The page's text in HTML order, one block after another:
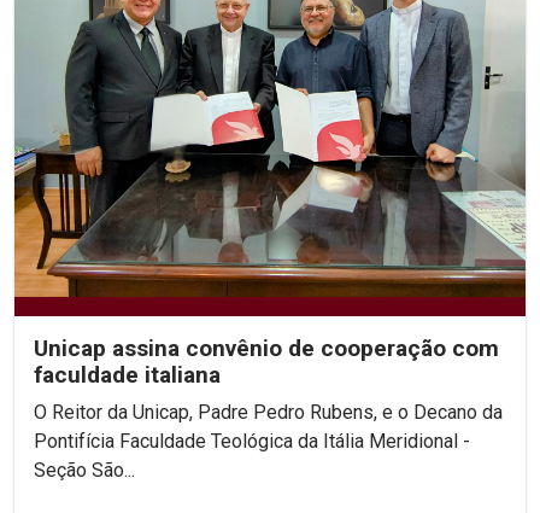
Unicap assina convênio de cooperação com
faculdade italiana
O Reitor da Unicap, Padre Pedro Rubens, e o Decano da
Pontifícia Faculdade Teológica da Itália Meridional -
Seção São...